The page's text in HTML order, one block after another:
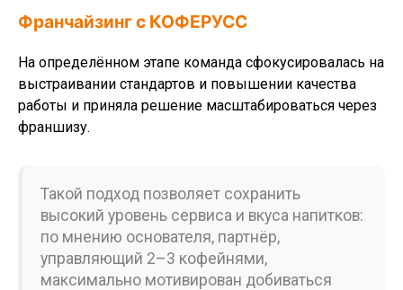
Франчайзинг с КОФЕРУСС
На определённом этапе команда сфокусировалась на
выстраивании стандартов и повышении качества
работы и приняла решение масштабироваться через
франшизу.
Такой подход позволяет сохранить
высокий уровень сервиса и вкуса напитков:
по мнению основателя, партнёр,
управляющий 2–3 кофейнями,
максимально мотивирован добиваться